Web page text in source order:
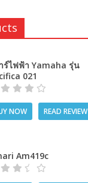
ร์ไฟฟ้า Yamaha รุ่น
021
NOW READ REVIEW
Am419c